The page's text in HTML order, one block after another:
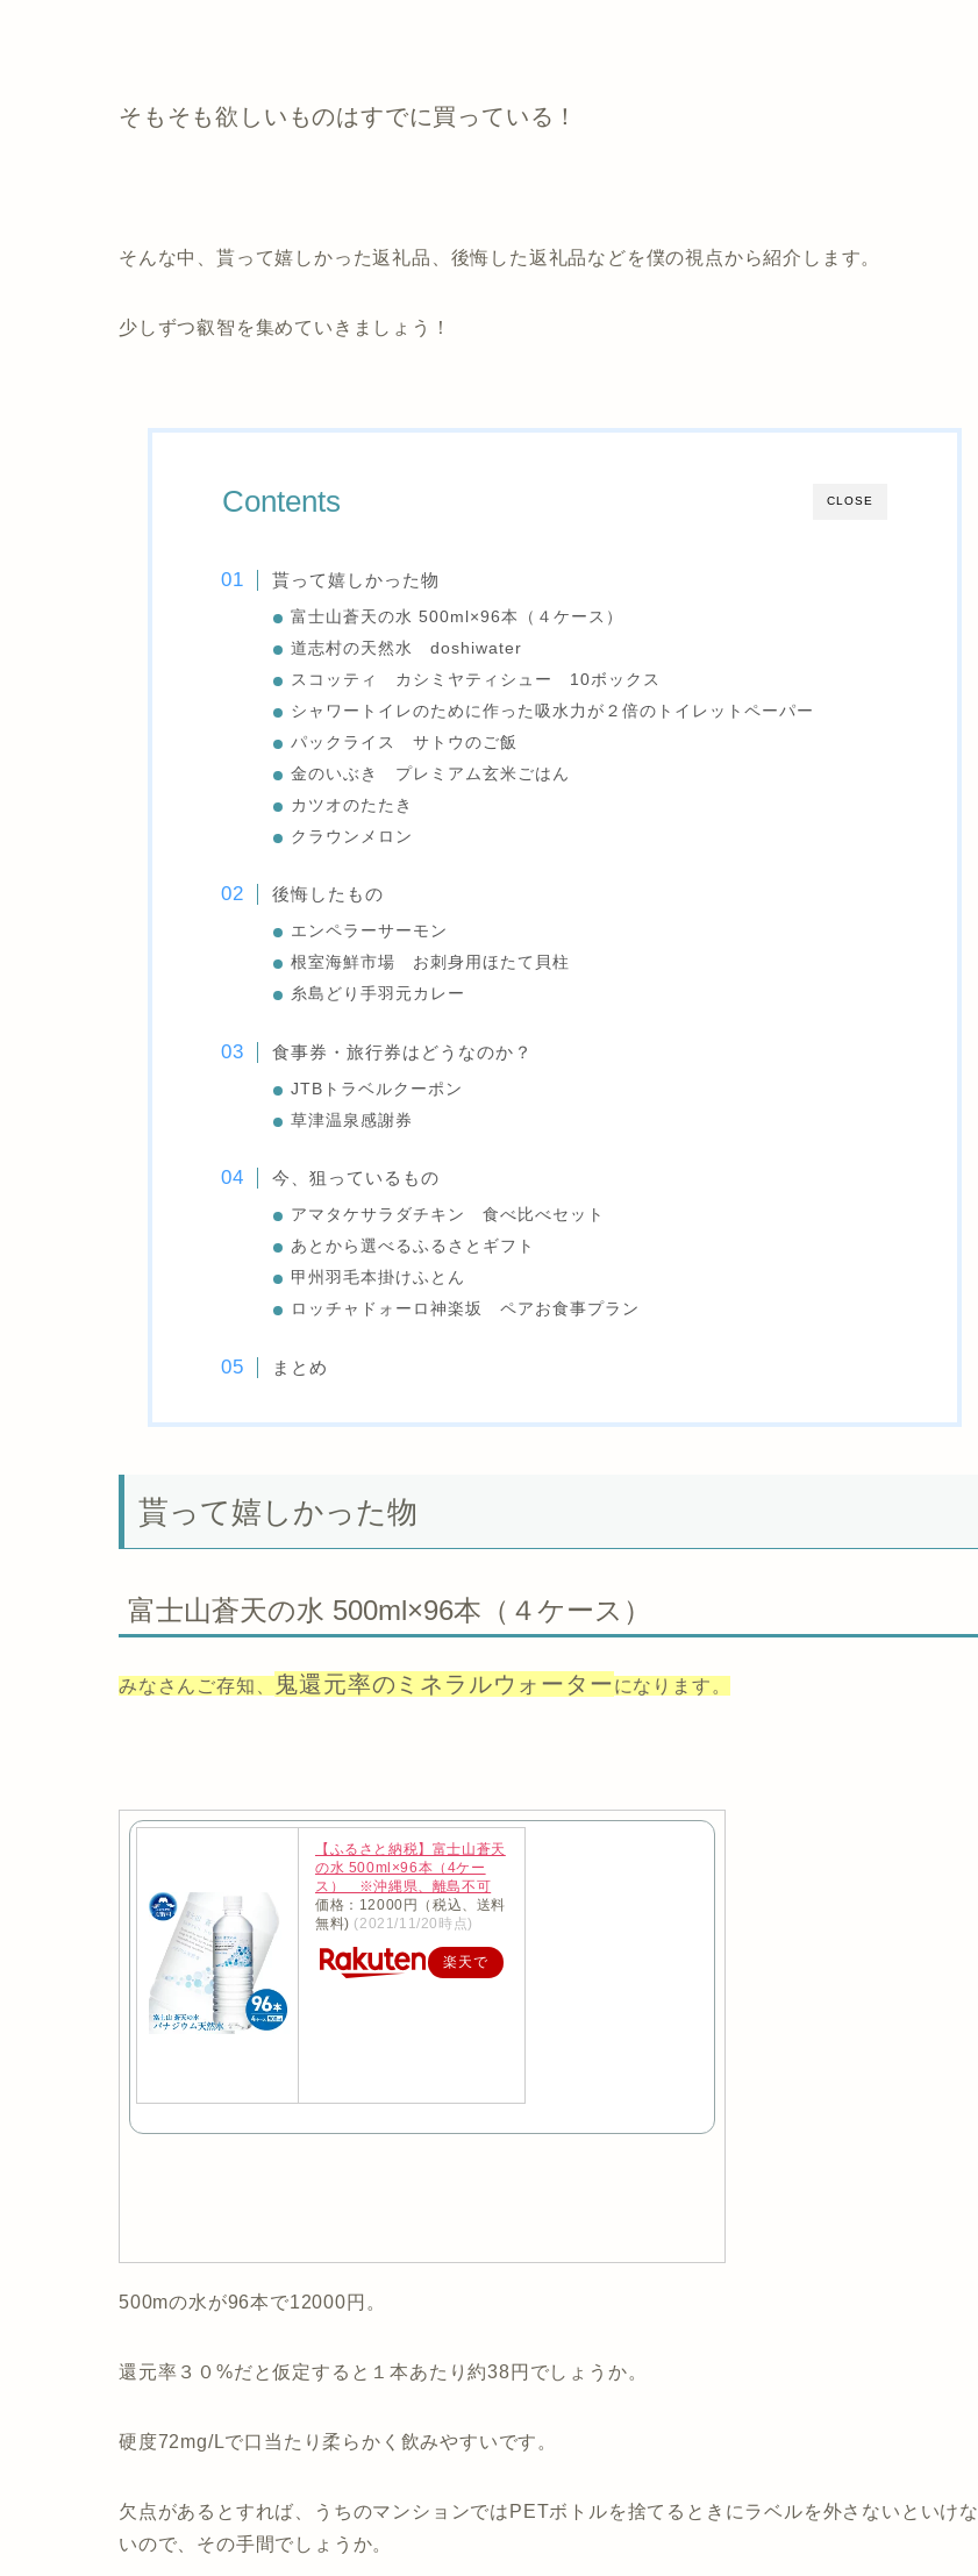
そもそも欲しいものはすでに買っている！
そんな中、貰って嬉しかった返礼品、後悔した返礼品などを僕の視点から紹介します。
少しずつ叡智を集めていきましょう！
CLOSE
Contents
貰って嬉しかった物
富士山蒼天の水 500ml×96本（４ケース）
道志村の天然水 doshiwater
スコッティ カシミヤティシュー 10ボックス
シャワートイレのために作った吸水力が２倍のトイレットペーパー
パックライス サトウのご飯
金のいぶき プレミアム玄米ごはん
カツオのたたき
クラウンメロン
後悔したもの
エンペラーサーモン
根室海鮮市場 お刺身用ほたて貝柱
糸島どり手羽元カレー
食事券・旅行券はどうなのか？
JTBトラベルクーポン
草津温泉感謝券
今、狙っているもの
アマタケサラダチキン 食べ比べセット
あとから選べるふるさとギフト
甲州羽毛本掛けふとん
ロッチャドォーロ神楽坂 ペアお食事プラン
まとめ
貰って嬉しかった物
富士山蒼天の水 500ml×96本（４ケース）
みなさんご存知、 鬼還元率のミネラルウォーターになります。
【ふるさと納税】富士山蒼天
の水 500ml×96本（4ケー
ス） ※沖縄県、離島不可
価格：12000円（税込、送料
無料) (2021/11/20時点)
楽天で
500mの水が96本で12000円。
還元率３０%だと仮定すると１本あたり約38円でしょうか。
硬度72mg/Lで口当たり柔らかく飲みやすいです。
欠点があるとすれば、うちのマンションではPETボトルを捨てるときにラベルを外さないといけな
いので、その手間でしょうか。